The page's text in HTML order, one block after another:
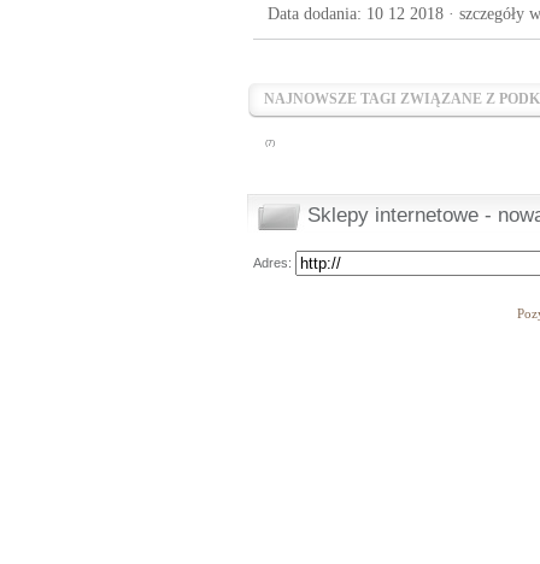
Data dodania: 10 12 2018 · szczegóły
NAJNOWSZE TAGI ZWIĄZANE Z
(7)
Sklepy internetowe -
Adres: